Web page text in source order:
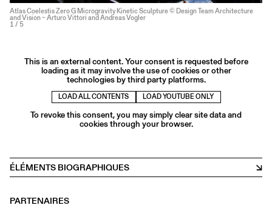
Atlas Coelestis Zero G Microgravity Kinetic Sculpture © Design Team Architecture
and Vision – Arturo Vittori and Andreas Vogler
1 / 5
This is an external content. Your consent is requested before
loading as it may involve the use of cookies or other
technologies by third party platforms.
LOAD ALL CONTENTS LOAD YOUTUBE ONLY
To revoke this consent, you may simply clear site data and
cookies through your browser.
ÉLÉMENTS BIOGRAPHIQUES
PARTENAIRES